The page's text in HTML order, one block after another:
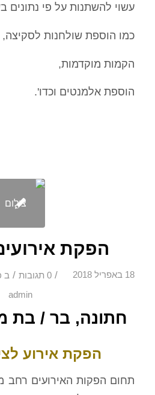
עשוי להשתנות על פי נתונים
כמו הוספת שולחנות לסקיצה,
הקמות מוקדמות,
הוספת אלמנטים וכדו'.
הפקת
18 באפריל 2018 / 0 תגובות / ב
admin
חתונה, בר / בת
הפקת אירוע
תחום הפקות האירועים